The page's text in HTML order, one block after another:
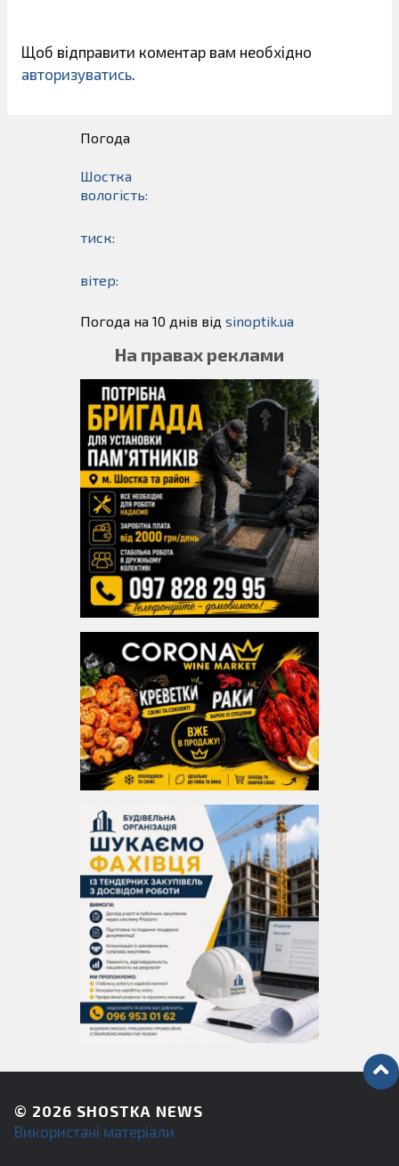
Щоб відправити коментар вам необхідно
авторизуватись
Погода
Шостка
вологість:
тиск:
вітер:
Погода на 10 днів від sinoptik.ua
На правах реклами
© 2026 SHOSTKA NEWS
Використані матеріали